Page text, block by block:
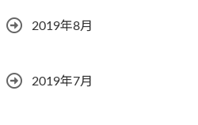
2019年8月
2019年7月